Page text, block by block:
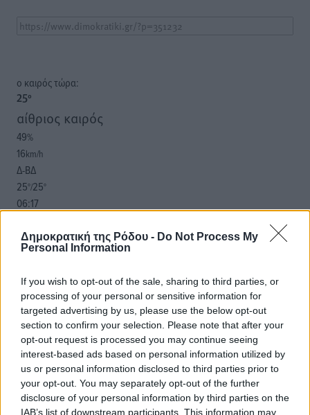
Δημοκρατική της Ρόδου - Do Not Process My
Personal Information
If you wish to opt-out of the sale, sharing to third parties, or
processing of your personal or sensitive information for
targeted advertising by us, please use the below opt-out
section to confirm your selection. Please note that after your
opt-out request is processed you may continue seeing
interest-based ads based on personal information utilized by
us or personal information disclosed to third parties prior to
your opt-out. You may separately opt-out of the further
disclosure of your personal information by third parties on the
IAB’s list of downstream participants. This information may
o καιρός τώρα:
25°
αίθριος καιρός
49%
16km/h
Δ-ΒΔ
25°/25°
06:17
πρόγνωση:
33°
28 °
ΣΑ
ΚΥ
30°
ΔΕ